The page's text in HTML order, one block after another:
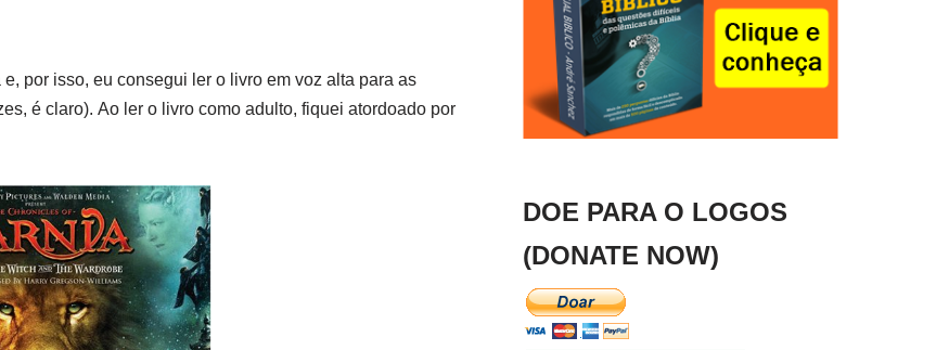
por isso, eu consegui ler o livro em voz alta para as
é claro). Ao ler o livro como adulto, fiquei atordoado por
DOE PARA O LOGOS
(DONATE NOW)